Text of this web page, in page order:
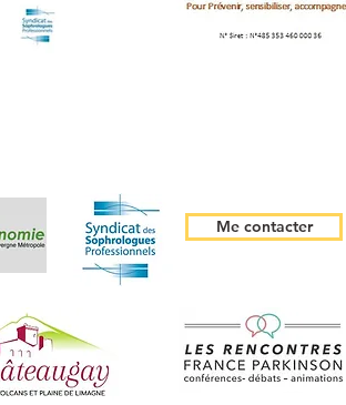
Me contacter